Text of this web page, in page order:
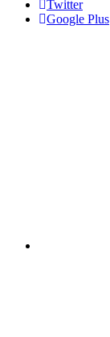
Twitter
Google Plus